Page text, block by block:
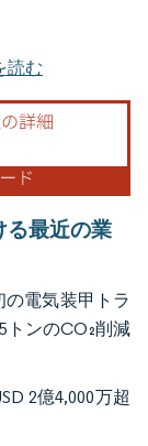
読む
る最近の業
の電気装甲トラ
トンのCO₂削減
2億4,000万超